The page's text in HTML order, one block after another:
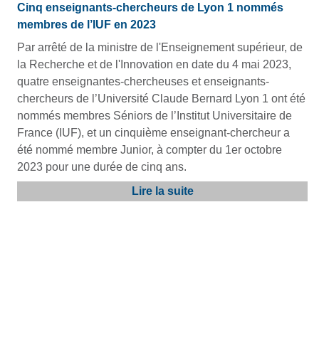
Cinq enseignants-chercheurs de Lyon 1 nommés
membres de l’IUF en 2023
Par arrêté de la ministre de l'Enseignement supérieur, de
la Recherche et de l'Innovation en date du 4 mai 2023,
quatre enseignantes-chercheuses et enseignants-
chercheurs de l’Université Claude Bernard Lyon 1 ont été
nommés membres Séniors de l’Institut Universitaire de
France (IUF), et un cinquième enseignant-chercheur a
été nommé membre Junior, à compter du 1er octobre
2023 pour une durée de cinq ans.
Lire la suite